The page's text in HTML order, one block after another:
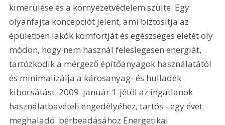
kimerülése és a környezetvédelem szülte. Egy
olyanfajta koncepciót jelent, ami biztosítja az
épületben lakók komfortját és egészséges életét oly
módon, hogy nem használ feleslegesen energiát,
tartózkodik a mérgező építőanyagok használatától
és minimalizálja a károsanyag- és hulladék
kibocsátást. 2009. január 1-jétől az ingatlanok
használatbavételi engedélyéhez, tartós - egy évet
meghaladó  bérbeadásához Energetikai